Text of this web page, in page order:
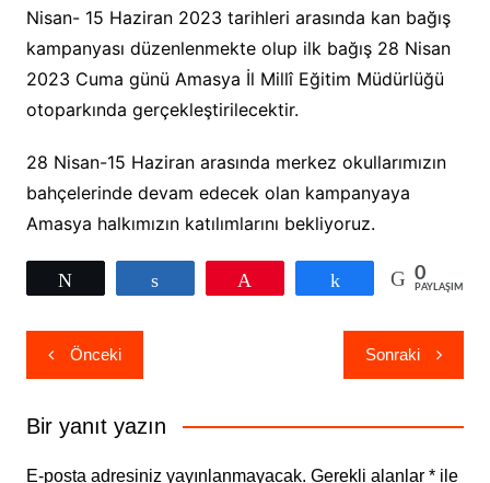
Nisan- 15 Haziran 2023 tarihleri arasında kan bağış
kampanyası düzenlenmekte olup ilk bağış 28 Nisan
2023 Cuma günü Amasya İl Millî Eğitim Müdürlüğü
otoparkında gerçekleştirilecektir.
28 Nisan-15 Haziran arasında merkez okullarımızın
bahçelerinde devam edecek olan kampanyaya
Amasya halkımızın katılımlarını bekliyoruz.
Paylaş 0
PAYLAŞIMLAR
Yazı
gezinmesi
Önceki Sonraki
Bir yanıt yazın
E-posta adresiniz yayınlanmayacak. Gerekli alanlar *ile